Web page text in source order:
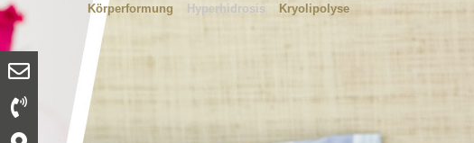
Körperformung Hyperhidrosis Kryolipolyse